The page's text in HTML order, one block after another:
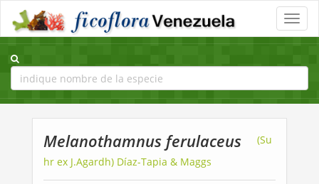
Toggle
Melanothamnus ferulaceus
(Su
hr ex J.Agardh) Díaz-Tapia & Maggs